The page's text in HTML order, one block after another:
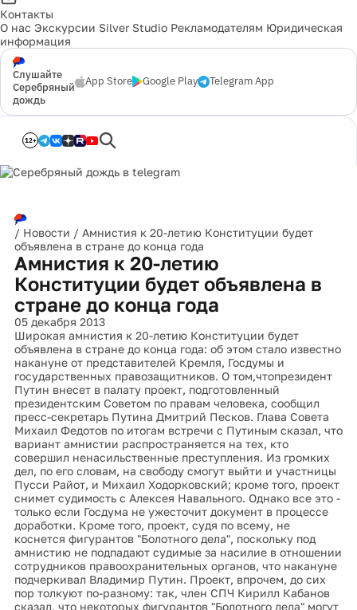
Контакты
О нас Экскурсии Silver Studio Рекламодателям Юридическая
информация
Слушайте
Серебряный
дождь
App Store Google Play Telegram App
12+
/ Новости / Амнистия к 20-летию Конституции будет
объявлена в стране до конца года
Амнистия к 20-летию
Конституции будет объявлена в
стране до конца года
05 декабря 2013
Широкая амнистия к 20-летию Конституции будет
объявлена в стране до конца года: об этом стало известно
накануне от представителей Кремля, Госдумы и
государственных правозащитников. О том,чтопрезидент
Путин внесет в палату проект, подготовленный
президентским Советом по правам человека, сообщил
пресс-секретарь Путина Дмитрий Песков. Глава Совета
Михаил Федотов по итогам встречи с Путиным сказал, что
вариант амнистии распространяется на тех, кто
совершил ненасильственные преступления. Из громких
дел, по его словам, на свободу смогут выйти и участницы
Пусси Райот, и Михаил Ходорковский; кроме того, проект
снимет судимость с Алексея Навального. Однако все это -
только если Госдума не ужесточит документ в процессе
доработки. Кроме того, проект, судя по всему, не
коснется фигурантов "Болотного дела", поскольку под
амнистию не подпадают судимые за насилие в отношении
сотрудников правоохранительных органов, что накануне
подчеркивал Владимир Путин. Проект, впрочем, до сих
пор толкуют по-разному: так, член СПЧ Кирилл Кабанов
сказал, что некоторых фигурантов "Болотного дела" могут